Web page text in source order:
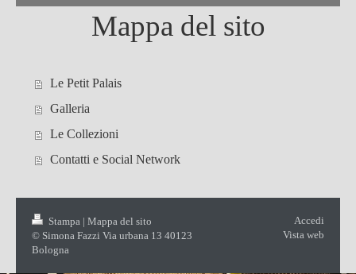
Mappa del sito
Le Petit Palais
Galleria
Le Collezioni
Contatti e Social Network
Stampa | Mappa del sito
© Simona Fazzi Via urbana 13 40123
Bologna
Accedi
Vista web